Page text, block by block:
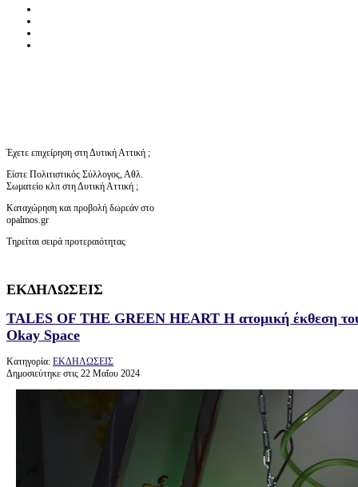
Έχετε επιχείρηση στη Δυτική Αττική ;
Είστε Πολιτιστικός Σύλλογος, Αθλ.
Σωματείο κλπ στη Δυτική Αττική ;
Καταχώρηση και προβολή δωρεάν στο
opalmos.gr
Τηρείται σειρά προτεραιότητας
ΕΚΔΗΛΩΣΕΙΣ
TALES OF THE GREEN HEART H ατομική έκθεση
Okay Space
Κατηγορία: ΕΚΔΗΛΩΣΕΙΣ
Δημοσιεύτηκε στις 22 Μαΐου 2024